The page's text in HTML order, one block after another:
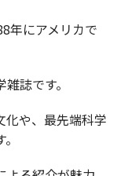
年にアメリカで
誌です。
化や、最先端科学